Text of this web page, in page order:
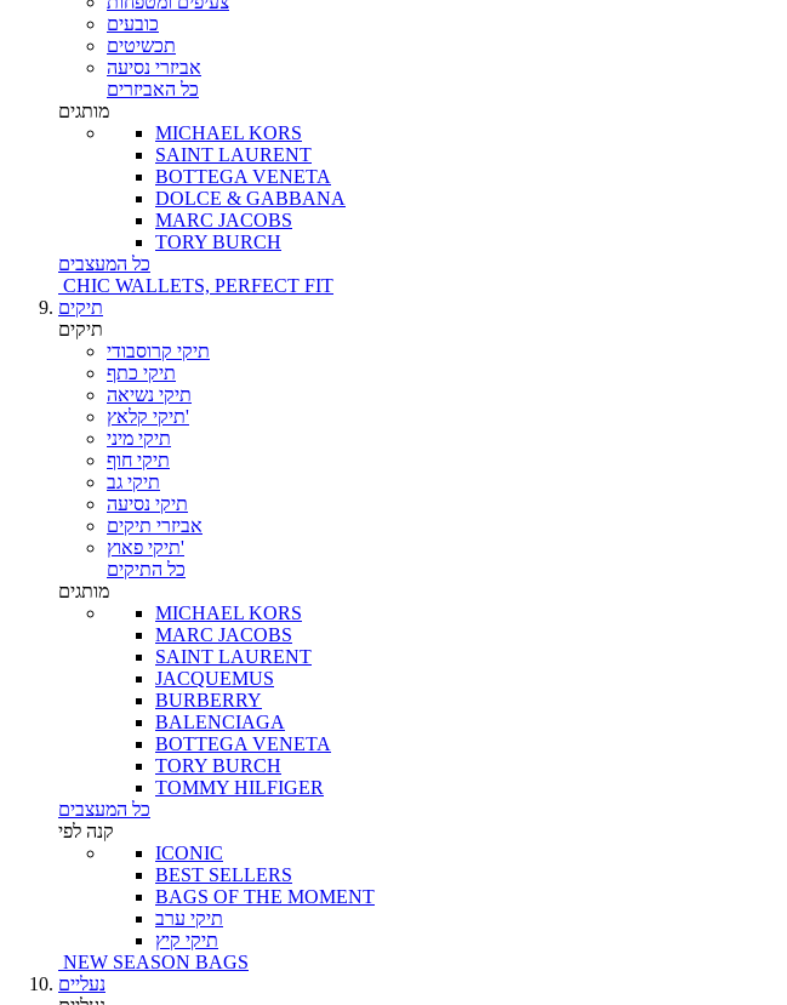
כובעים
תכשיטים
אביזרי נסיעה
כל האביזרים
מותגים
MICHAEL KORS
SAINT LAURENT
BOTTEGA VENETA
DOLCE & GABBANA
MARC JACOBS
TORY BURCH
כל המעצבים
CHIC WALLETS, PERFECT FIT
תיקים
תיקים
תיקי קרוסבודי
תיקי כתף
תיקי נשיאה
תיקי קלאץ'
תיקי מיני
תיקי חוף
תיקי גב
תיקי נסיעה
אביזרי תיקים
תיקי פאוץ'
כל התיקים
מותגים
MICHAEL KORS
MARC JACOBS
SAINT LAURENT
JACQUEMUS
BURBERRY
BALENCIAGA
BOTTEGA VENETA
TORY BURCH
TOMMY HILFIGER
כל המעצבים
קנה לפי
ICONIC
BEST SELLERS
BAGS OF THE MOMENT
תיקי ערב
תיקי קיץ
NEW SEASON BAGS
נעליים